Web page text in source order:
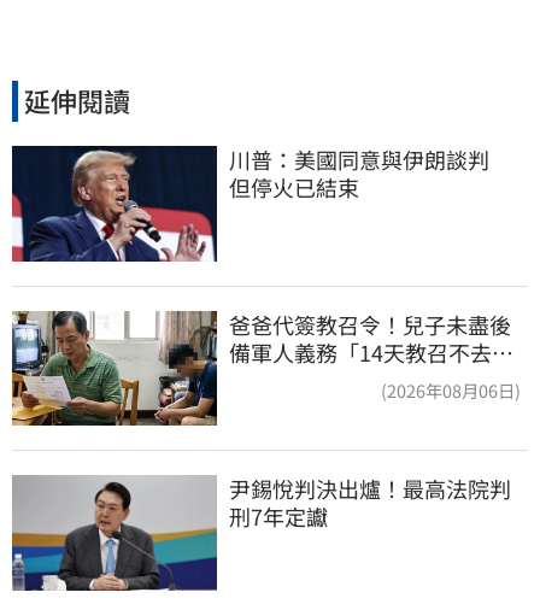
延伸閱讀
川普：美國同意與伊朗談判
但停火已結束
爸爸代簽教召令！兒子未盡後
備軍人義務「14天教召不去」
(2026年08月06日)
尹錫悅判決出爐！最高法院判
刑7年定讞